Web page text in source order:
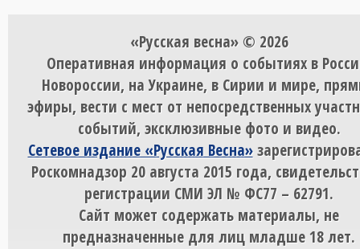
«Русская весна» © 2026
Оперативная информация о событиях в
Новороссии, на Украине, в Сирии и мире,
эфиры, вести с мест от непосредственных
событий, эксклюзивные фото и видео.
Сетевое издание «Русская Весна»
Роскомнадзор 20 августа 2015 года,
регистрации СМИ ЭЛ № ФС77 – 62791.
Сайт может содержать материалы, не
предназначенные для лиц младше 18 лет.